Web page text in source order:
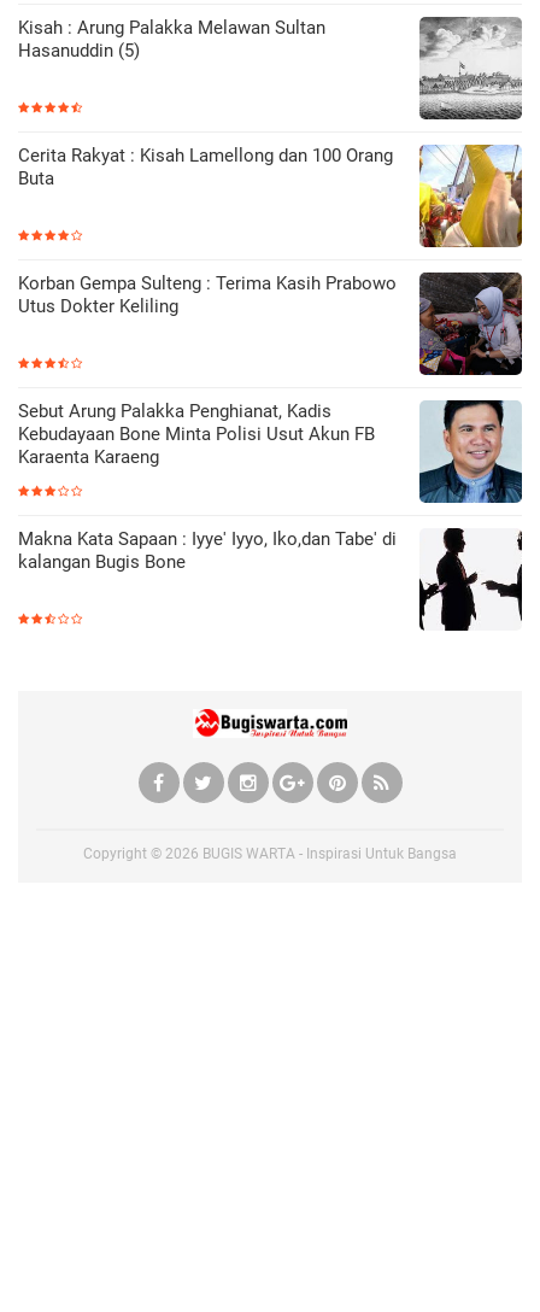
Kisah : Arung Palakka Melawan Sultan
Hasanuddin (5)
Cerita Rakyat : Kisah Lamellong dan 100 Orang
Buta
Korban Gempa Sulteng : Terima Kasih Prabowo
Utus Dokter Keliling
Sebut Arung Palakka Penghianat, Kadis
Kebudayaan Bone Minta Polisi Usut Akun FB
Karaenta Karaeng
Makna Kata Sapaan : Iyye' Iyyo, Iko,dan Tabe' di
kalangan Bugis Bone
Copyright © 2026 BUGIS WARTA - Inspirasi Untuk Bangsa